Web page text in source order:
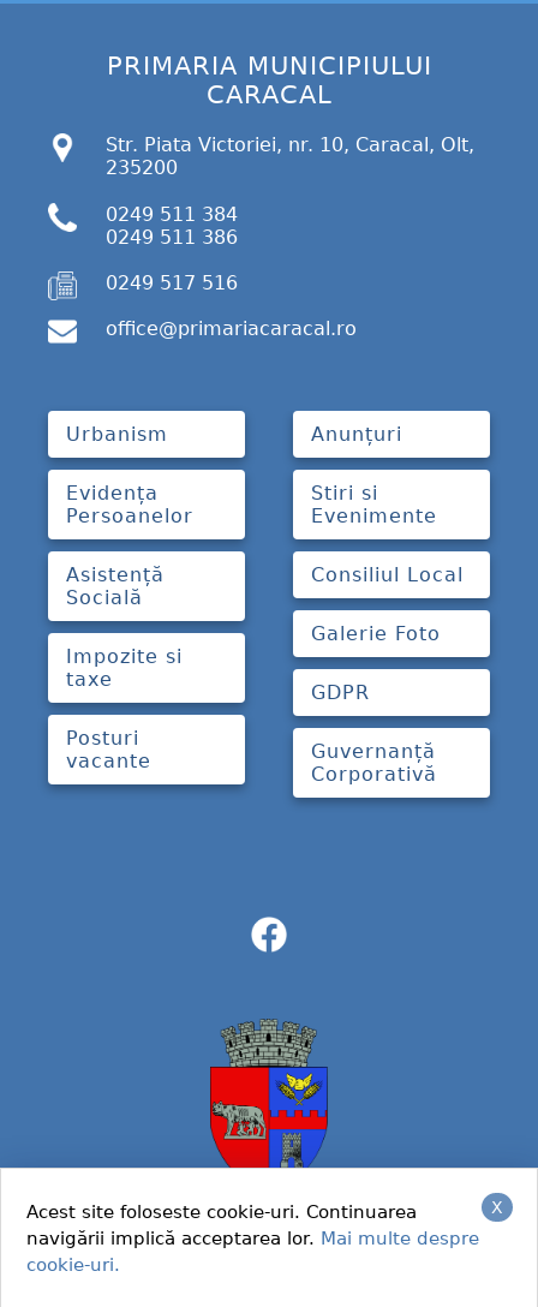
© 2022 Primaria Caracal
PRIMARIA MUNICIPIULUI
CARACAL
Str. Piata Victoriei, nr. 10, Caracal, Olt,
235200
0249 511 384
0249 511 386
0249 517 516
office@primariacaracal.ro
Urbanism
Evidența
Persoanelor
Asistență
Socială
Impozite si
taxe
Posturi
vacante
Anunțuri
Stiri si
Evenimente
Consiliul Local
Galerie Foto
GDPR
Guvernanță
Corporativă
X
Acest site foloseste cookie-uri. Continuarea
navigării implică acceptarea lor. Mai multe despre
cookie-uri.